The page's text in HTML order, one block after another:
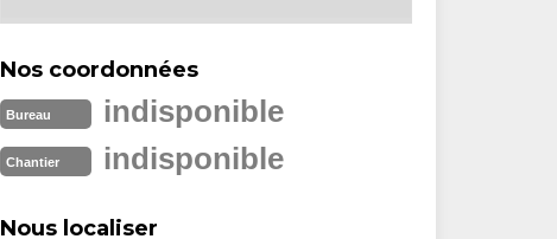
Nos coordonnées
Bureau indisponible
Chantier indisponible
Nous localiser